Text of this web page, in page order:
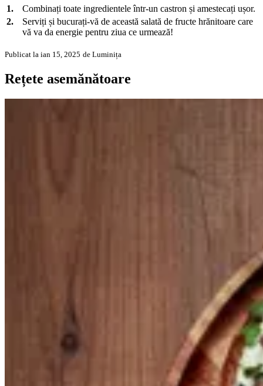
1.
Combinați toate ingredientele într-un castron și amestecați ușor.
2.
Serviți și bucurați-vă de această salată de fructe hrănitoare care
vă va da energie pentru ziua ce urmează!
Publicat la ian 15, 2025 de Luminița
Rețete asemănătoare